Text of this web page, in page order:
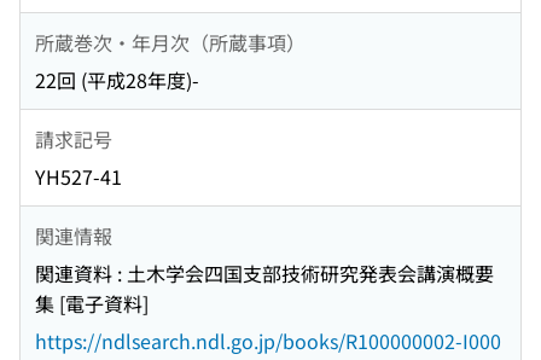
所蔵巻次・年月次（所蔵事項）
22回 (平成28年度)-
請求記号
YH527-41
関連情報
関連資料 : 土木学会四国支部技術研究発表会講演概要
集 [電子資料]
https://ndlsearch.ndl.go.jp/books/R100000002-I000